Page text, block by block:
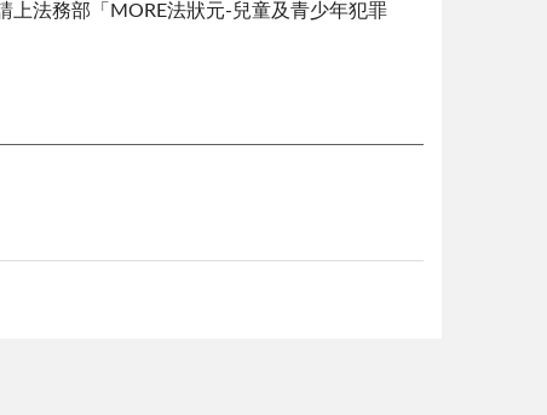
上法務部「MORE法狀元-兒童及青少年犯罪